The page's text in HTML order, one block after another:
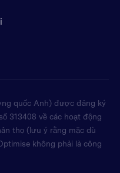
quốc Anh) được đăng ký
313408 về các hoạt động
thọ (lưu ý rằng mặc dù
không phải là công